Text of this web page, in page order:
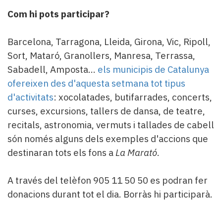
Com hi pots participar?
Barcelona, Tarragona, Lleida, Girona, Vic, Ripoll,
Sort, Mataró, Granollers, Manresa, Terrassa,
Sabadell, Amposta... els municipis de Catalunya
ofereixen des d'aquesta setmana tot tipus
d'activitats: xocolatades, butifarrades, concerts,
curses, excursions, tallers de dansa, de teatre,
recitals, astronomia, vermuts i tallades de cabell
són només alguns dels exemples d'accions que
destinaran tots els fons aLa Marató.
A través del telèfon 905 11 50 50 es podran fer
donacions durant tot el dia. Borràs hi participarà.